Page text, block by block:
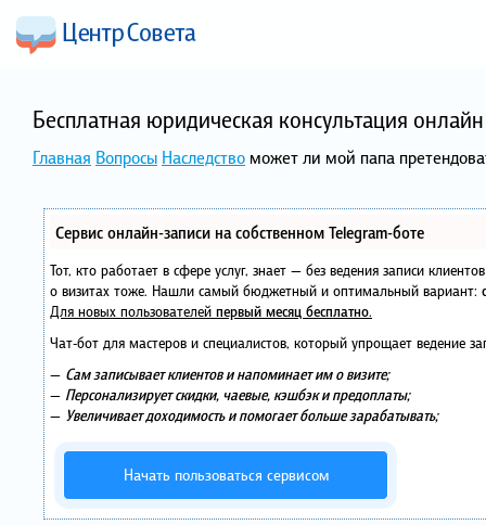
Бесплатная юридическая консультация
Главная Вопросы Наследство может ли мой папа
Сервис онлайн-записи на собственном Telegram-боте
Тот, кто работает в сфере услуг, знает — без ведения записи
о визитах тоже. Нашли самый бюджетный и оптимальный вариант:
Для новых пользователей первый месяц бесплатно.
Чат-бот для мастеров и специалистов, который упрощает ведение
— Сам записывает клиентов и напоминает им о визите;
— Персонализирует скидки, чаевые, кэшбэк и предоплаты;
— Увеличивает доходимость и помогает больше зарабатывать;
Начать пользоваться сервисом